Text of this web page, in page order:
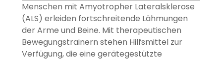
Menschen mit Amyotropher Lateralsklerose
(ALS) erleiden fortschreitende Lähmungen
der Arme und Beine. Mit therapeutischen
Bewegungstrainern stehen Hilfsmittel zur
Verfügung, die eine gerätegestützte